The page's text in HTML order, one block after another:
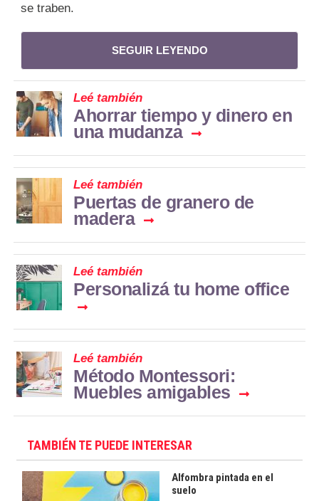
se traben.
SEGUIR LEYENDO
Leé también
Ahorrar tiempo y dinero en
una mudanza
Leé también
Puertas de granero de
madera
Leé también
Personalizá tu home office
Leé también
Método Montessori:
Muebles amigables
TAMBIÉN TE PUEDE INTERESAR
Alfombra pintada en el
suelo